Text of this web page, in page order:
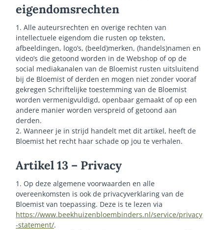
eigendomsrechten
1. Alle auteursrechten en overige rechten van
intellectuele eigendom die rusten op teksten,
afbeeldingen, logo’s, (beeld)merken, (handels)namen en
video’s die getoond worden in de Webshop of op de
social mediakanalen van de Bloemist rusten uitsluitend
bij de Bloemist of derden en mogen niet zonder vooraf
gekregen Schriftelijke toestemming van de Bloemist
worden vermenigvuldigd, openbaar gemaakt of op een
andere manier worden verspreid of getoond aan
derden.
2. Wanneer je in strijd handelt met dit artikel, heeft de
Bloemist het recht haar schade op jou te verhalen.
Artikel 13 – Privacy
1. Op deze algemene voorwaarden en alle
overeenkomsten is ook de privacyverklaring van de
Bloemist van toepassing. Deze is te lezen via
https://www.beekhuizenbloembinders.nl/service/privacy
-statement/.